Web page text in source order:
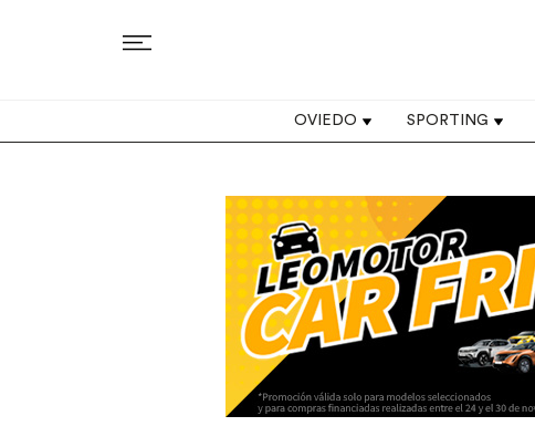
Top navigation
OVIEDO SPORTING
Image